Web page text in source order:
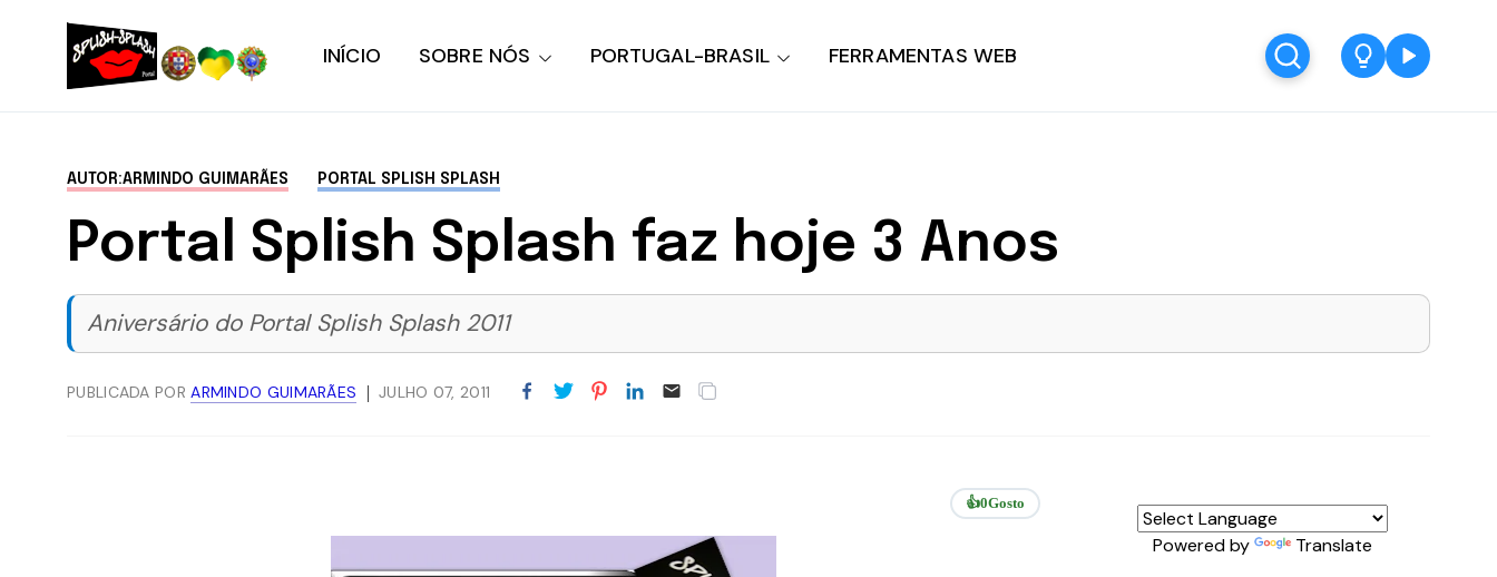
INÍCIO SOBRE NÓS PORTUGAL-BRASIL FERRAMENTAS WEB
AUTOR:ARMINDO GUIMARÃES PORTAL SPLISH SPLASH
Portal Splish Splash faz hoje 3 Anos
Aniversário do Portal Splish Splash 2011
PUBLICADA PORARMINDO GUIMARÃES JULHO 07, 2011
👍0Gosto
Powered by Translate